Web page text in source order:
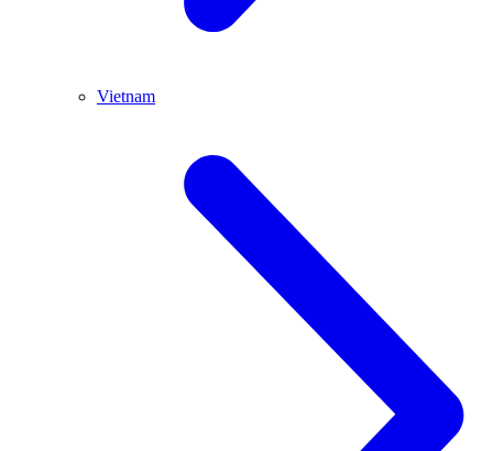
Vietnam